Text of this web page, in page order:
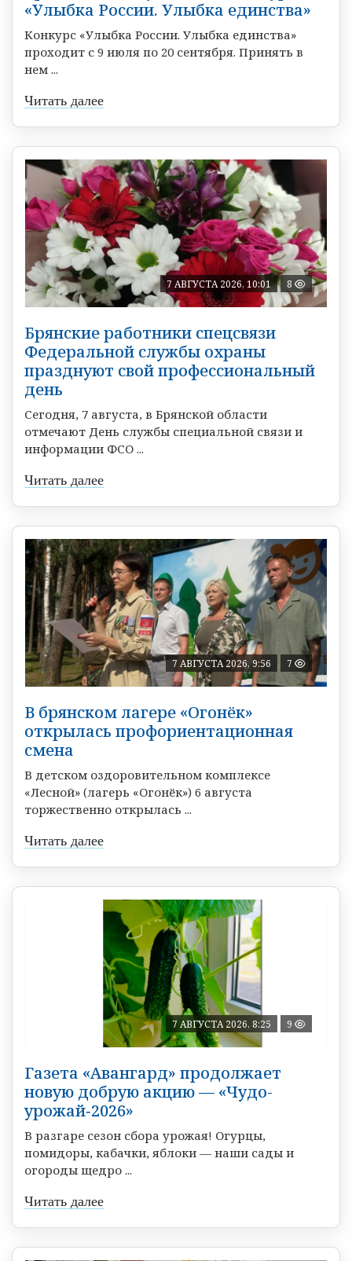
«Улыбка России. Улыбка единства»
Конкурс «Улыбка России. Улыбка единства»
проходит с 9 июля по 20 сентября. Принять в
нем ...
Читать далее
7 АВГУСТА 2026, 10:01 8
Брянские работники спецсвязи
Федеральной службы охраны
празднуют свой профессиональный
день
Сегодня, 7 августа, в Брянской области
отмечают День службы специальной связи и
информации ФСО ...
Читать далее
7 АВГУСТА 2026, 9:56 7
В брянском лагере «Огонёк»
открылась профориентационная
смена
В детском оздоровительном комплексе
«Лесной» (лагерь «Огонёк») 6 августа
торжественно открылась ...
Читать далее
7 АВГУСТА 2026, 8:25 9
Газета «Авангард» продолжает
новую добрую акцию — «Чудо-
урожай‑2026»
В разгаре сезон сбора урожая! Огурцы,
помидоры, кабачки, яблоки — наши сады и
огороды щедро ...
Читать далее